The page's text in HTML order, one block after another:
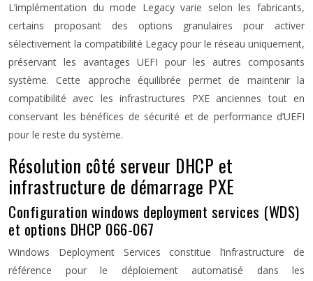
L’implémentation du mode Legacy varie selon les fabricants,
certains proposant des options granulaires pour activer
sélectivement la compatibilité Legacy pour le réseau uniquement,
préservant les avantages UEFI pour les autres composants
système. Cette approche équilibrée permet de maintenir la
compatibilité avec les infrastructures PXE anciennes tout en
conservant les bénéfices de sécurité et de performance d’UEFI
pour le reste du système.
Résolution côté serveur DHCP et
infrastructure de démarrage PXE
Configuration windows deployment services (WDS)
et options DHCP 066-067
Windows Deployment Services constitue l’infrastructure de
référence pour le déploiement automatisé dans les